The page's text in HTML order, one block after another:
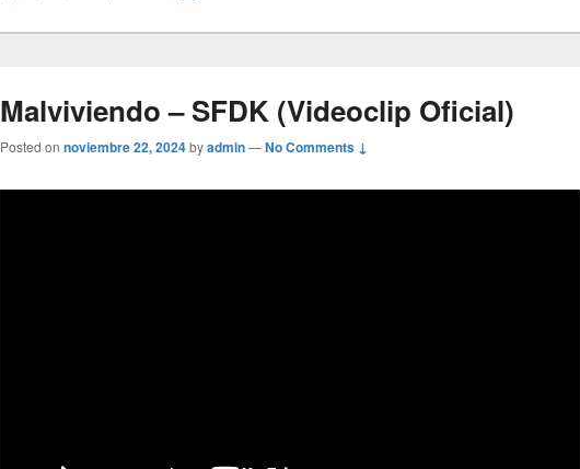
Malviviendo – SFDK (Videoclip Oficial)
Posted on noviembre 22, 2024byadmin—No Comments ↓